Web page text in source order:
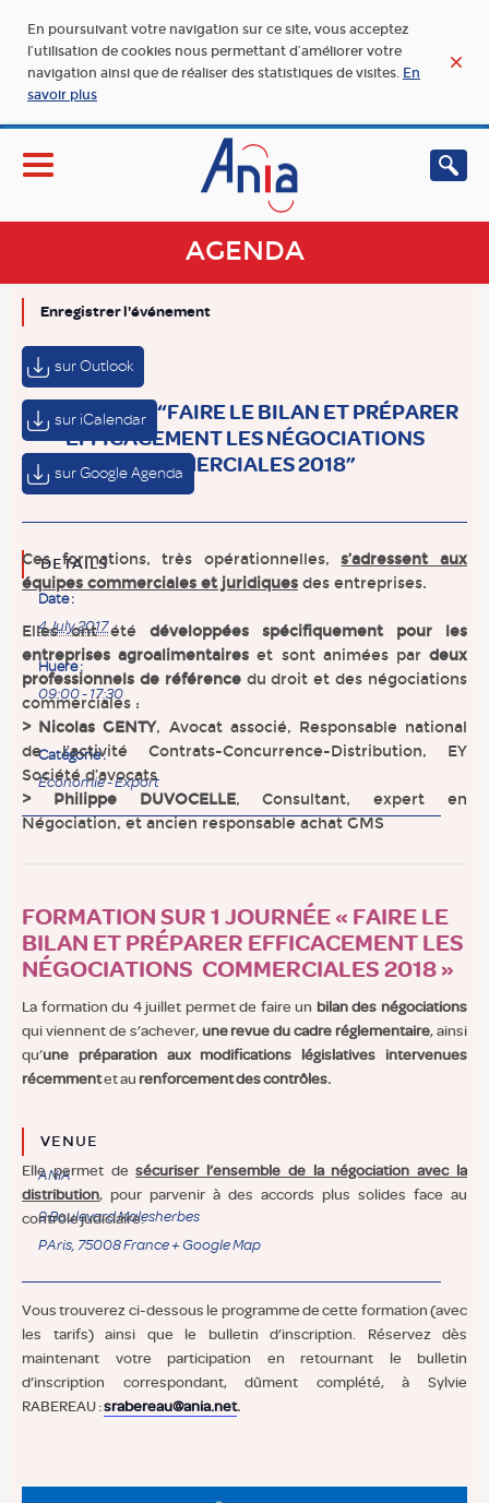
En poursuivant votre navigation sur ce site, vous acceptez
l’utilisation de cookies nous permettant d’améliorer votre
navigation ainsi que de réaliser des statistiques de visites. En
savoir plus
AGENDA
FORMATION “FAIRE LE BILAN ET PRÉPARER
EFFICACEMENT LES NÉGOCIATIONS
COMMERCIALES 2018”
Enregistrer l'événement
sur Outlook
sur iCalendar
sur Google Agenda
DETAILS
Date :
4 July 2017
Huere :
09:00 - 17:30
Catégorie :
Économie - Export
VENUE
ANIA
9 Boulevard Malesherbes
PAris, 75008France+ Google Map
Ces formations, très opérationnelles,s’adressent aux
équipes commerciales et juridiques des entreprises.
Elles ont été développées spécifiquement pour les
entreprises agroalimentaires et sont animées pardeux
professionnels de référence du droit et des négociations
commerciales :
> Nicolas GENTY, Avocat associé, Responsable national
de l’activité Contrats-Concurrence-Distribution, EY
Société d’avocats
> Philippe DUVOCELLE, Consultant, expert en
Négociation, et ancien responsable achat GMS
FORMATION SUR 1 JOURNÉE « FAIRE LE
BILAN ET PRÉPARER EFFICACEMENT LES
NÉGOCIATIONS COMMERCIALES 2018 »
La formation du 4 juillet permet de faire un bilan des négociations
qui viennent de s’achever,une revue du cadre réglementaire, ainsi
qu’une préparation aux modifications législatives intervenues
récemmentet aurenforcement des contrôles.
Elle permet desécuriser l’ensemble de la négociation avec la
distribution, pour parvenir à des accords plus solides face au
contrôle judiciaire.
Vous trouverez ci-dessous le programme de cette formation (avec
les tarifs) ainsi que le bulletin d’inscription. Réservez dès
maintenant votre participation en retournant le bulletin
d’inscription correspondant, dûment complété, à Sylvie
RABEREAU :srabereau@ania.net.